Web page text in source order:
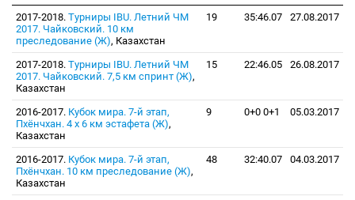
2017-2018. Турниры IBU. Летний ЧМ
2017. Чайковский. 10 км
преследование (Ж), Казахстан
19 35:46.07 27.08.2017
2017-2018. Турниры IBU. Летний ЧМ
2017. Чайковский. 7,5 км спринт (Ж),
Казахстан
15 22:46.05 26.08.2017
2016-2017. Кубок мира. 7-й этап,
Пхёнчхан. 4 х 6 км эстафета (Ж),
Казахстан
9 0+0 0+1 05.03.2017
2016-2017. Кубок мира. 7-й этап,
Пхёнчхан. 10 км преследование (Ж),
Казахстан
48 32:40.07 04.03.2017